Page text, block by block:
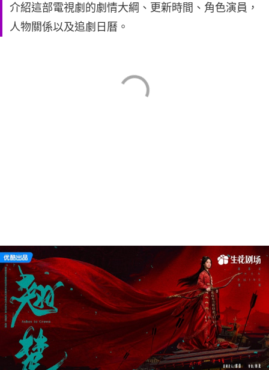
介紹這部電視劇的劇情大綱、更新時間、角色演員，
人物關係以及追劇日曆。